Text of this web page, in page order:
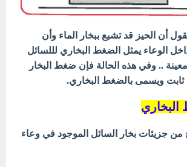
أن الحيز قد تشبع ببخار الماء وأن
الوعاء يمثل الضغط البخاري لللسائل
.. وفي هذه الحالة فإن ضغط البخار
ثابت ويسمى بالضغط البخاري.
من جزيئات بخار السائل الموجود في وعاء